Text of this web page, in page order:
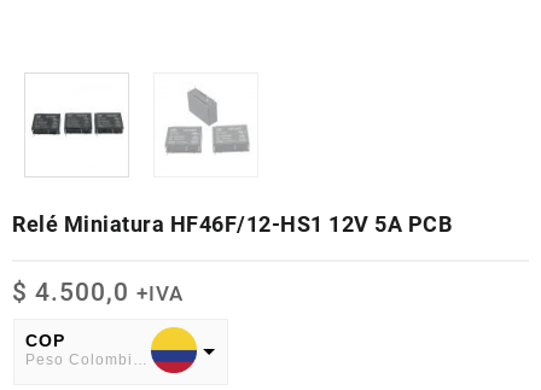
Relé Miniatura HF46F/12-HS1 12V 5A PCB
$ 4.500,0 +IVA
COP
Peso Colombiano